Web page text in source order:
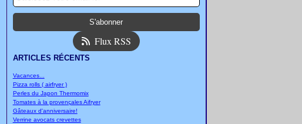
Flux RSS
ARTICLES RÉCENTS
Vacances...
Pizza rolls ( airfryer )
Perles du Japon Thermomix
Tomates à la provençales Aifryer
Gâteaux d'anniversaire!
Verrine avocats crevettes